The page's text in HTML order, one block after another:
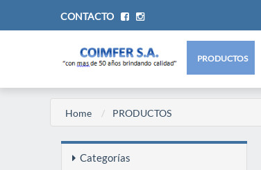
CONTACTO
PRODUCTOS
Home PRODUCTOS
Categorías